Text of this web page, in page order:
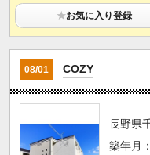
★お気に入り登録
08/01 COZY
長野県
築年月